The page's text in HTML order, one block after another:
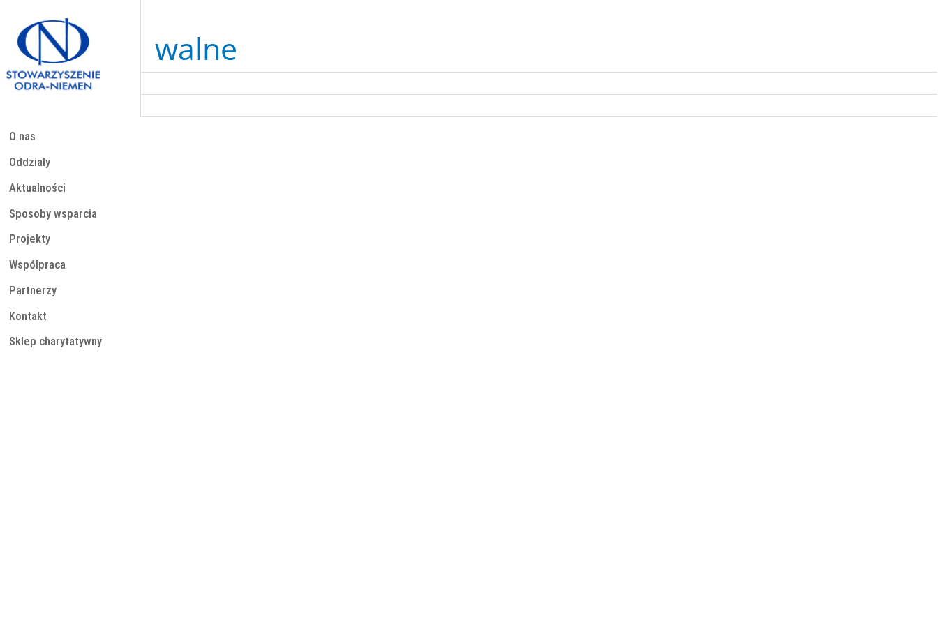
treści
O nas
Oddziały
Aktualności
Sposoby wsparcia
Projekty
Współpraca
Partnerzy
Kontakt
Sklep charytatywny
walne